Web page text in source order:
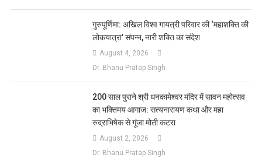
गुरुपूर्णिमा: अखिल विश्व गायत्री परिवार की ‘महाशक्ति की
लोकयात्रा’ संपन्न, नारी शक्ति का संदेश
August 4, 2026
Dr. Bhanu Pratap Singh
200 साल पुराने श्री धनकामेश्वर मंदिर में सावन महोत्सव
का भक्तिमय आगाज: सत्यनारायण कथा और महा
रुद्राभिषेक से गूंजा मोती कटरा
August 2, 2026
Dr. Bhanu Pratap Singh